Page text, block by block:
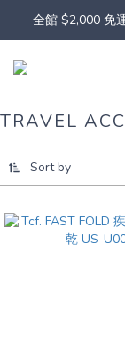
全館 $2,000 免
TRAVEL
Sort by